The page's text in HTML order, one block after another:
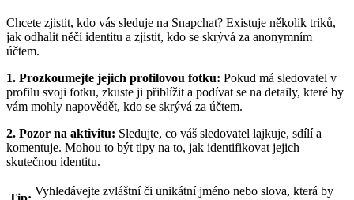
Chcete zjistit, kdo vás sleduje na Snapchat? Existuje několik triků,
jak odhalit něčí identitu a zjistit, kdo se skrývá za anonymním
účtem.
1. Prozkoumejte jejich profilovou fotku: Pokud má sledovatel v
profilu svoji fotku, zkuste ji přiblížit a podívat se na detaily, které by
vám mohly napovědět, kdo se skrývá za účtem.
2. Pozor na aktivitu: Sledujte, co váš sledovatel lajkuje, sdílí a
komentuje. Mohou to být tipy na to, jak identifikovat jejich
skutečnou identitu.
Vyhledávejte zvláštní či unikátní jméno nebo slova, která by